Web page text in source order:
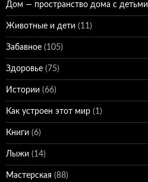
Дом — пространство дома с детьми
Животные и дети (11)
Забавное (105)
Здоровье (75)
Истории (66)
Как устроен этот мир (1)
Книги (6)
Лыжи (14)
Мастерская (88)